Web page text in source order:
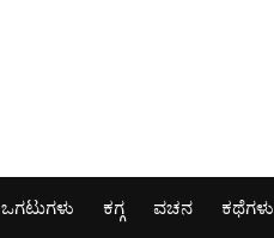
ಒಗಟುಗಳು ಕಗ್ಗ ವಚನ ಕಥೆಗಳು